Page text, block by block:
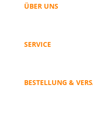
ÜBER UNS
SERVICE
BESTELLUNG &